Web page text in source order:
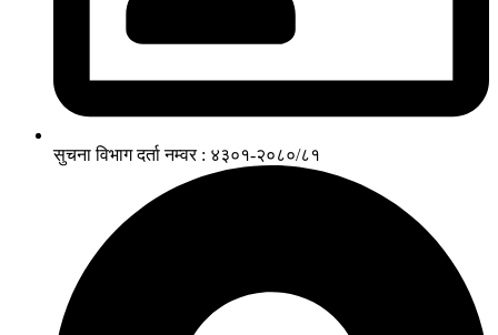
सुचना विभाग दर्ता नम्वर : ४३०१-२०८०/८१